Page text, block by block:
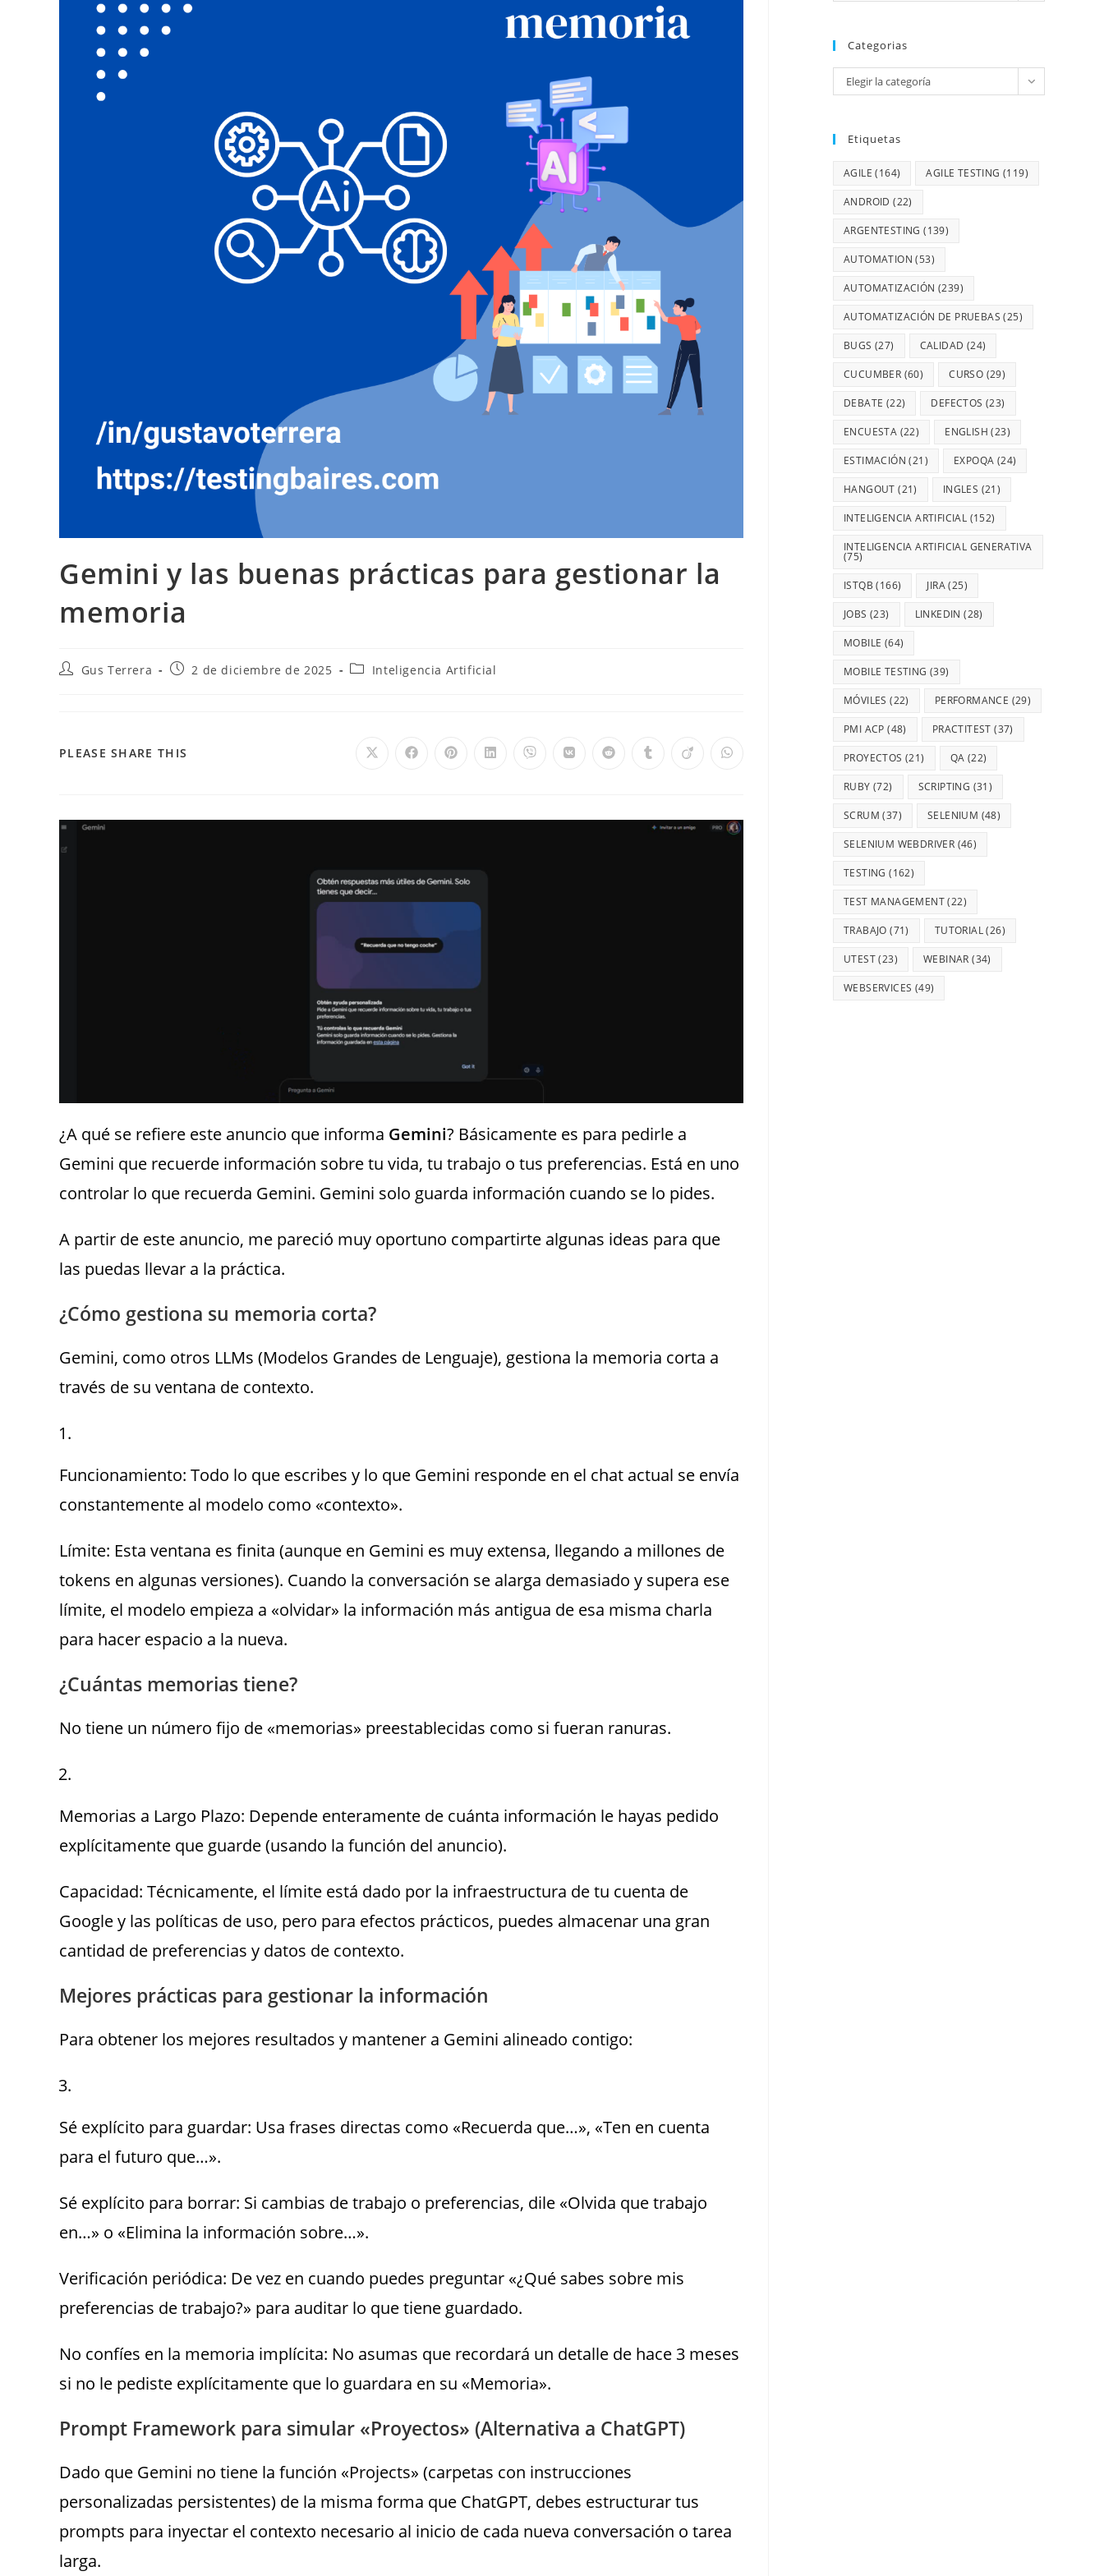
Gemini y las buenas prácticas para gestionar la
memoria
Gus Terrera 2 de diciembre de 2025 Inteligencia Artificial
PLEASE SHARE THIS
¿A qué se refiere este anuncio que informa Gemini? Básicamente es para pedirle a
Gemini que recuerde información sobre tu vida, tu trabajo o tus preferencias. Está en uno
controlar lo que recuerda Gemini. Gemini solo guarda información cuando se lo pides.
A partir de este anuncio, me pareció muy oportuno compartirte algunas ideas para que
las puedas llevar a la práctica.
¿Cómo gestiona su memoria corta?
Gemini, como otros LLMs (Modelos Grandes de Lenguaje), gestiona la memoria corta a
través de su ventana de contexto.
Funcionamiento: Todo lo que escribes y lo que Gemini responde en el chat actual se envía
constantemente al modelo como «contexto».
Límite: Esta ventana es finita (aunque en Gemini es muy extensa, llegando a millones de
tokens en algunas versiones). Cuando la conversación se alarga demasiado y supera ese
límite, el modelo empieza a «olvidar» la información más antigua de esa misma charla
para hacer espacio a la nueva.
¿Cuántas memorias tiene?
No tiene un número fijo de «memorias» preestablecidas como si fueran ranuras.
Memorias a Largo Plazo: Depende enteramente de cuánta información le hayas pedido
explícitamente que guarde (usando la función del anuncio).
Capacidad: Técnicamente, el límite está dado por la infraestructura de tu cuenta de
Google y las políticas de uso, pero para efectos prácticos, puedes almacenar una gran
cantidad de preferencias y datos de contexto.
Mejores prácticas para gestionar la información
Para obtener los mejores resultados y mantener a Gemini alineado contigo:
Sé explícito para guardar: Usa frases directas como «Recuerda que…», «Ten en cuenta
para el futuro que…».
Sé explícito para borrar: Si cambias de trabajo o preferencias, dile «Olvida que trabajo
en…» o «Elimina la información sobre…».
Verificación periódica: De vez en cuando puedes preguntar «¿Qué sabes sobre mis
preferencias de trabajo?» para auditar lo que tiene guardado.
No confíes en la memoria implícita: No asumas que recordará un detalle de hace 3 meses
si no le pediste explícitamente que lo guardara en su «Memoria».
Prompt Framework para simular «Proyectos» (Alternativa a ChatGPT)
Dado que Gemini no tiene la función «Projects» (carpetas con instrucciones
personalizadas persistentes) de la misma forma que ChatGPT, debes estructurar tus
prompts para inyectar el contexto necesario al inicio de cada nueva conversación o tarea
larga.
Categorias
Elegir la categoría
Etiquetas
AGILE (164) AGILE TESTING (119)
ANDROID (22)
ARGENTESTING (139)
AUTOMATION (53)
AUTOMATIZACIÓN (239)
AUTOMATIZACIÓN DE PRUEBAS (25)
BUGS (27) CALIDAD (24)
CUCUMBER (60) CURSO (29)
DEBATE (22) DEFECTOS (23)
ENCUESTA (22) ENGLISH (23)
ESTIMACIÓN (21) EXPOQA (24)
HANGOUT (21) INGLES (21)
INTELIGENCIA ARTIFICIAL (152)
INTELIGENCIA ARTIFICIAL GENERATIVA
(75)
ISTQB (166) JIRA(25)
JOBS (23) LINKEDIN (28)
MOBILE (64)
MOBILE TESTING (39)
MÓVILES (22) PERFORMANCE (29)
PMI ACP (48) PRACTITEST (37)
PROYECTOS (21) QA (22)
RUBY (72) SCRIPTING (31)
SCRUM (37) SELENIUM (48)
SELENIUM WEBDRIVER (46)
TESTING (162)
TEST MANAGEMENT(22)
TRABAJO (71) TUTORIAL(26)
UTEST(23) WEBINAR (34)
WEBSERVICES (49)